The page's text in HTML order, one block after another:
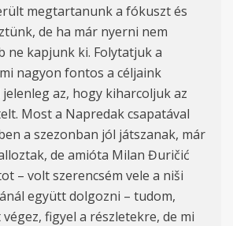
megtartanunk a fókuszt és
de ha már nyerni nem
ne kapjunk ki. Folytatjuk a
nagyon fontos a céljaink
az, hogy kiharcoljuk az
Most a Napredak csapatával
a szezonban jól játszanak, már
de amióta Milan Đuričić
– voltszerencsém vele a niši
együtt dolgozni – tudom,
figyel a részletekre, de mi